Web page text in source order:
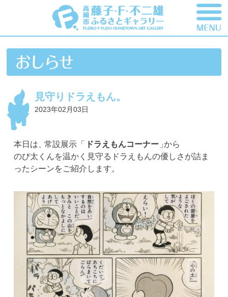
見守りドラえもん。
2023年02月03日
本日は 、常設展示 「 ドラえもんコーナー 」から
のび太くんを温かく見守るドラえもんの優しさが詰ま
ったシーンをご紹介します。